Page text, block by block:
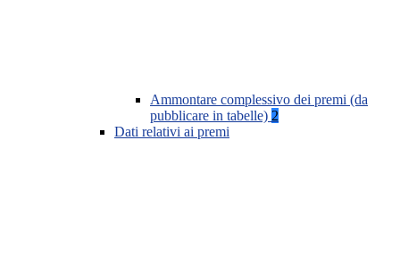
Ammontare complessivo dei premi (da
pubblicare in tabelle) 2
Dati relativi ai premi